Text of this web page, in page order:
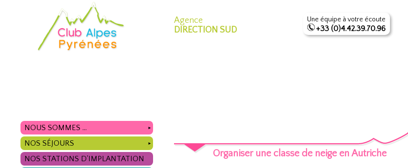
Agence
DIRECTION SUD
Une équipe à votre écoute
+33 (0)4.42.39.70.96
NOUS SOMMES ... ►
NOS SÉJOURS ►
NOS STATIONS D'IMPLANTATION
Organiser une classe de neige en Autriche